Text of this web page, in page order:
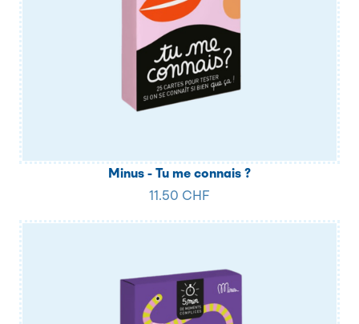
Minus - Tu me connais ?
11.50 CHF